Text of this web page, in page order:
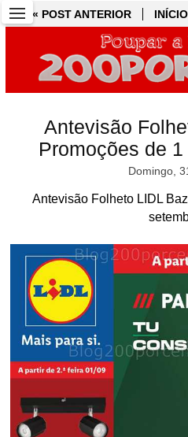
« POST ANTERIOR INÍCIO
Antevisão
Promoções de
Domingo,
Antevisão Folheto LIDL
« POST ANTERIOR INÍCIO